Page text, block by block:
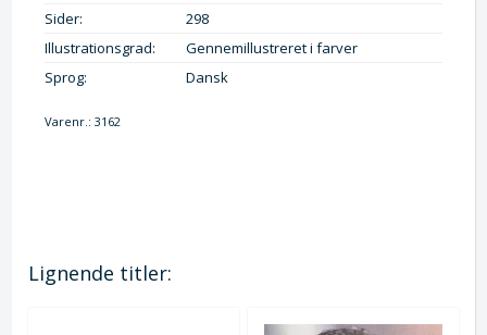
Sider:
298
Illustrationsgrad:
Gennemillustreret i farver
Sprog:
Dansk
Varenr.:3162
Lignende titler: